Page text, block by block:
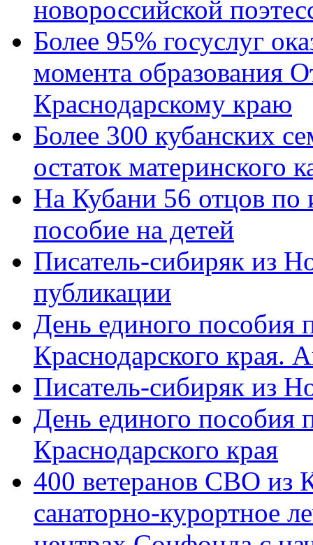
новороссийской
Более 95% госуслуг
момента образования
Краснодарскому краю
Более 300 кубанских
остаток материнского
На Кубани 56 отцов по
пособие на детей
Писатель-сибиряк из
публикации
День единого пособия
Краснодарского края.
Писатель-сибиряк из
День единого пособия
Краснодарского края
400 ветеранов СВО из
санаторно-курортное